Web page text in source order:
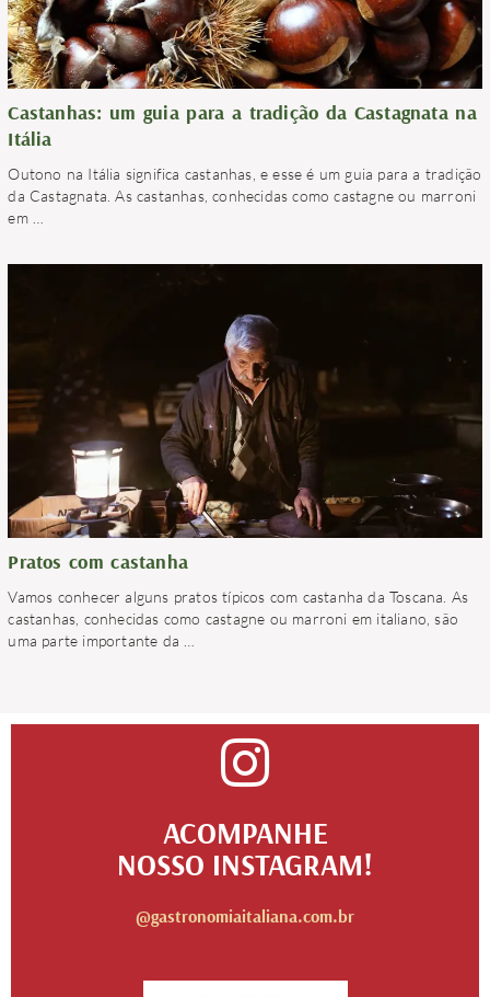
Castanhas: um guia para a tradição da Castagnata na
Itália
Outono na Itália significa castanhas, e esse é um guia para a tradição
da Castagnata. As castanhas, conhecidas como castagne ou marroni
em
Pratos com castanha
Vamos conhecer alguns pratos típicos com castanha da Toscana. As
castanhas, conhecidas como castagne ou marroni em italiano, são
uma parte importante da
ACOMPANHE
NOSSO INSTAGRAM!
@gastronomiaitaliana.com.br